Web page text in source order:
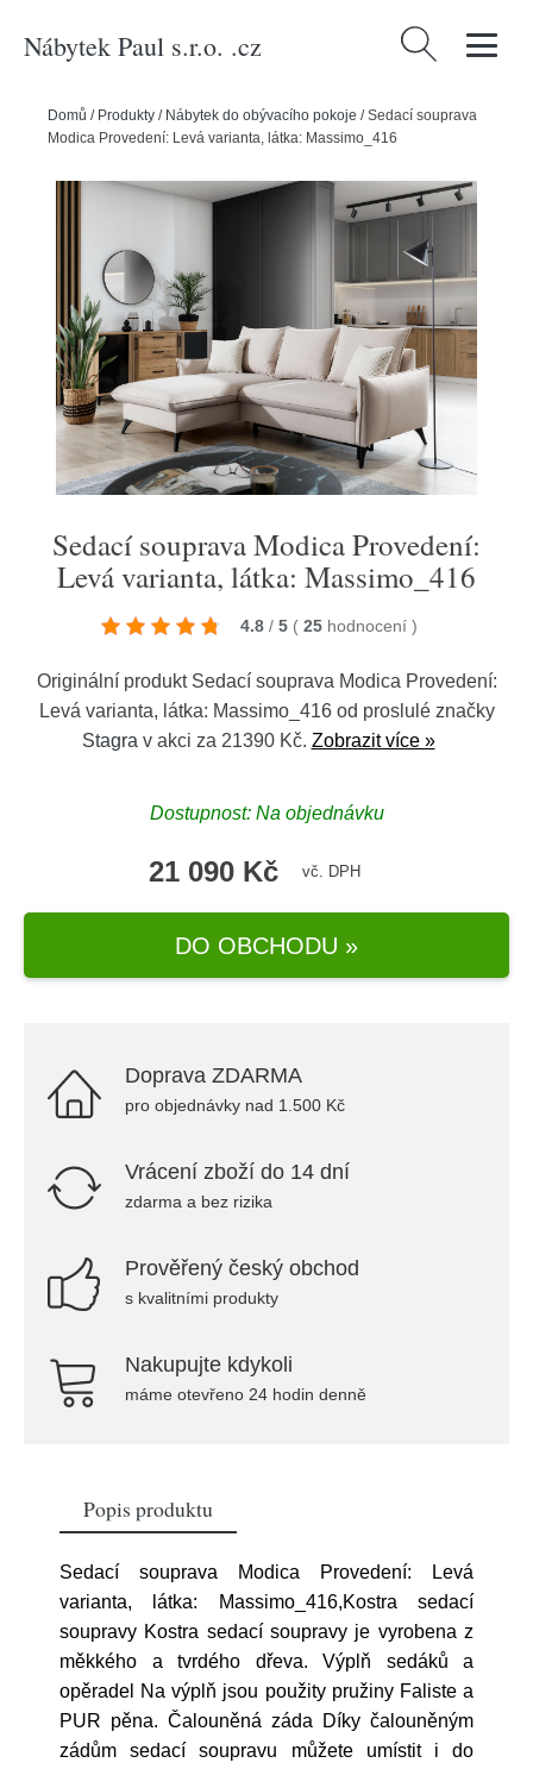
Nábytek Paul s.r.o. .cz Vyhledávání
Domů / Produkty / Nábytek do obývacího pokoje /Sedací souprava
Modica Provedení: Levá varianta, látka: Massimo_416
Sedací souprava Modica Provedení:
Levá varianta, látka: Massimo_416
4.8 / 5 ( 25 hodnocení )
Originální produkt Sedací souprava Modica Provedení:
Levá varianta, látka: Massimo_416 od proslulé značky
Stagra v akci za 21390 Kč. Zobrazit více »
Dostupnost: Na objednávku
21 090 Kč vč. DPH
DO OBCHODU »
Doprava ZDARMA
pro objednávky nad 1.500 Kč
Vrácení zboží do 14 dní
zdarma a bez rizika
Prověřený český obchod
s kvalitními produkty
Nakupujte kdykoli
máme otevřeno 24 hodin denně
Popis produktu
Sedací souprava Modica Provedení: Levá
varianta, látka: Massimo_416,Kostra sedací
soupravy Kostra sedací soupravy je vyrobena z
měkkého a tvrdého dřeva. Výplň sedáků a
opěradel Na výplň jsou použity pružiny Faliste a
PUR pěna. Čalouněná záda Díky čalouněným
zádům sedací soupravu můžete umístit i do